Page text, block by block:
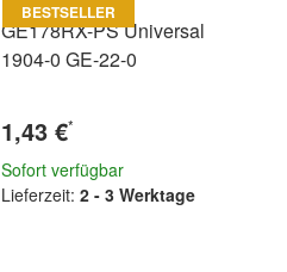
BESTSELLER
GE178RX-PS Universal
1904-0 GE-22-0
1,43 €*
Sofort verfügbar
Lieferzeit: 2 - 3 Werktage